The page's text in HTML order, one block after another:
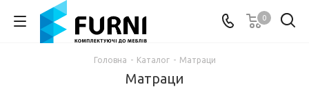
0
Головна - Каталог - Матраци
Матраци